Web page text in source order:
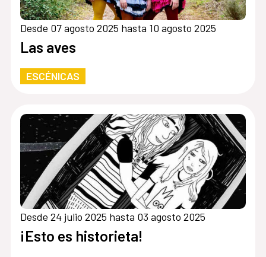
Desde 07 agosto 2025 hasta 10 agosto 2025
Las aves
ESCÉNICAS
Desde 24 julio 2025 hasta 03 agosto 2025
¡Esto es historieta!